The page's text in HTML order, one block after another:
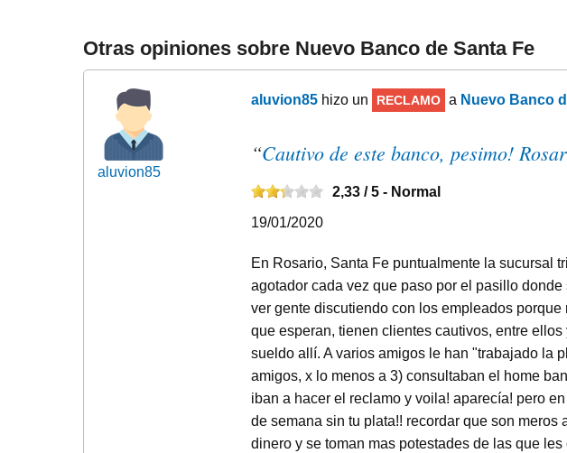
Otras opiniones sobre Nuevo Banco de Santa Fe
aluvion85
aluvion85hizo un RECLAMO a Nuevo Banco
“Cautivo de este banco, pesimo!
2,33/ 5 - Normal
19/01/2020
En Rosario, Santa Fe puntualmente la sucursal
agotador cada vez que paso por el pasillo
ver gente discutiendo con los empleados
que esperan, tienen clientes cautivos, entre ellos
sueldo allí. A varios amigos le han "trabajado la
amigos, x lo menos a 3) consultaban el home
iban a hacer el reclamo y voila! aparecía! pero
de semana sin tu plata!! recordar que son meros
dinero y se toman mas potestades de las que